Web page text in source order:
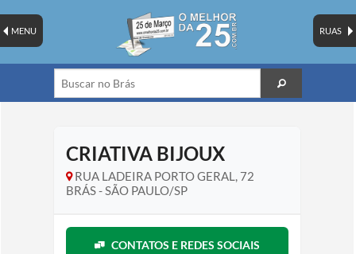
RUAS
MENU
CRIATIVA BIJOUX
RUA LADEIRA PORTO GERAL, 72
BRÁS - SÃO PAULO/SP
CONTATOS E REDES SOCIAIS